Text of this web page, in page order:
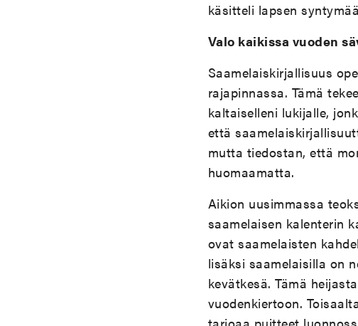
käsitteli lapsen
Valo kaikissa vuoden
Saamelaiskirjallisuus
rajapinnassa. Tämä
kaltaiselleni lukijalle,
että
mutta tiedostan, että
huomaamatta.
Aikion uusimmassa
saamelaisen kalenterin
ovat saamelaisten
lisäksi saamelaisilla on
kevätkesä. Tämä
vuodenkiertoon.